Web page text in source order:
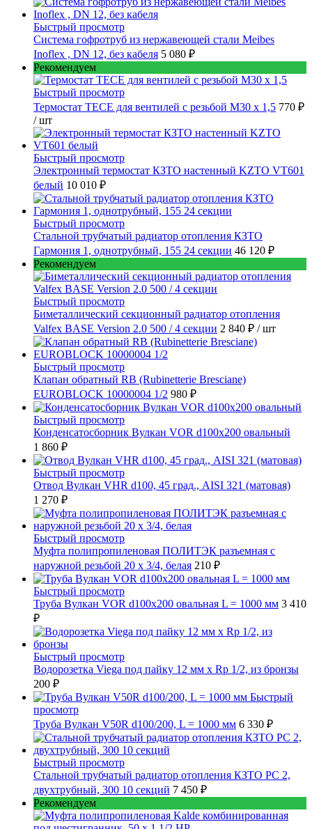
Быстрый просмотр
Cистема гофротруб из нержавеющей стали Meibes
Inoflex , DN 12, без кабеля 5 080 ₽
Рекомендуем
Быстрый просмотр
Термостат TECE для вентилей с резьбой М30 х 1,5 770 ₽
/ шт
Быстрый просмотр
Электронный термостат КЗТО настенный KZTO VT601
белый 10 010 ₽
Быстрый просмотр
Стальной трубчатый радиатор отопления КЗТО
Гармония 1, однотрубный, 155 24 секции 46 120 ₽
Рекомендуем
Быстрый просмотр
Биметаллический секционный радиатор отопления
Valfex BASE Version 2.0 500 / 4 секции 2 840 ₽ / шт
Быстрый просмотр
Клапан обратный RB (Rubinetterie Bresciane)
EUROBLOCK 10000004 1/2 980 ₽
Быстрый просмотр
Конденсатосборник Вулкан VOR d100x200 овальный
1 860 ₽
Быстрый просмотр
Отвод Вулкан VHR d100, 45 град., AISI 321 (матовая)
1 270 ₽
Быстрый просмотр
Муфта полипропиленовая ПОЛИТЭК разъемная с
наружной резьбой 20 x 3/4, белая 210 ₽
Быстрый просмотр
Труба Вулкан VOR d100x200 овальная L = 1000 мм 3 410
₽
Быстрый просмотр
Водорозетка Viega под пайку 12 мм х Rp 1/2, из бронзы
200 ₽
Быстрый
просмотр
Труба Вулкан V50R d100/200, L = 1000 мм 6 330 ₽
Быстрый просмотр
Стальной трубчатый радиатор отопления КЗТО РС 2,
двухтрубный, 300 10 секций 7 450 ₽
Рекомендуем